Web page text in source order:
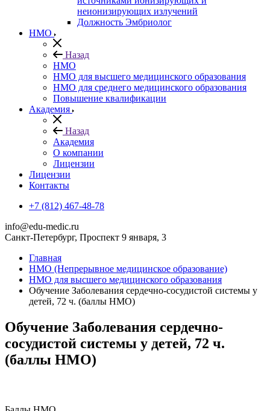
неионизирующих излучений
Должность Эмбриолог
НМО
Назад
НМО
НМО для высшего медицинского образования
НМО для среднего медицинского образования
Повышение квалификации
Академия
Назад
Академия
О компании
Лицензии
Лицензии
Контакты
+7 (812) 467-48-78
info@edu-medic.ru
Санкт-Петербург, Проспект 9 января, 3
Главная
НМО (Непрерывное медицинское образование)
НМО для высшего медицинского образования
Обучение Заболевания сердечно-сосудистой системы у
детей, 72 ч. (баллы НМО)
Обучение Заболевания сердечно-
сосудистой системы у детей, 72 ч.
(баллы НМО)